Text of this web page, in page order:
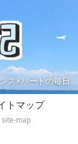
ス×パートの毎日
トマップ
site-map